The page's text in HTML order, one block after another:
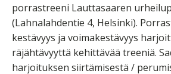
porrastreeni Lauttasaaren
(Lahnalahdentie 4, Helsinki).
kestävyys ja voimakestävyys
räjähtävyyttä kehittävää treeniä.
harjoituksen siirtämisestä /